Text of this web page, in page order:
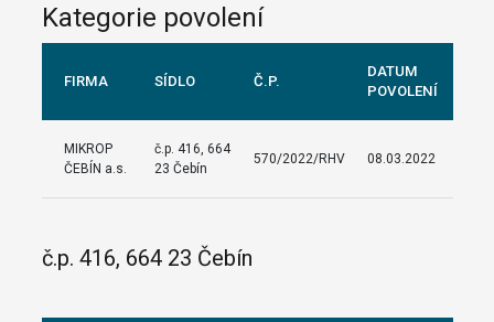
Kategorie povolení
FIRMA SÍDLO Č.P.
DATUM
POVOLENÍ
MIKROP
ČEBÍN a.s.
č.p. 416, 664
23 Čebín
570/2022/RHV 08.03.2022
č.p. 416, 664 23 Čebín